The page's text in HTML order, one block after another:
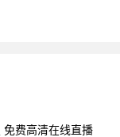
免费高清在线直播